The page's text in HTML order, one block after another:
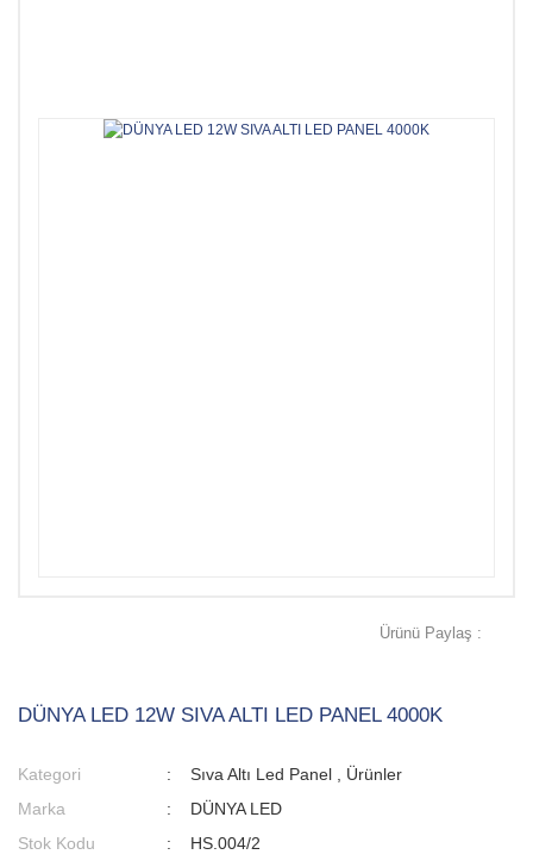
Ürünü Paylaş :
DÜNYA LED 12W SIVA ALTI LED PANEL 4000K
Kategori Sıva Altı Led Panel
Ürünler
Marka
DÜNYA LED
Stok Kodu
HS.004/2